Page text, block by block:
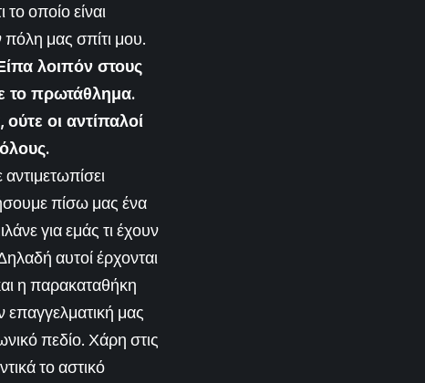
οποίο είναι
μας σπίτι μου.
λοιπόν στους
το πρωτάθλημα.
οι αντίπαλοί
όλους.
πίσω μας ένα
για εμάς τι έχουν
αυτοί έρχονται
η παρακαταθήκη
επαγγελματική μας
πεδίο. Χάρη στις
το αστικό